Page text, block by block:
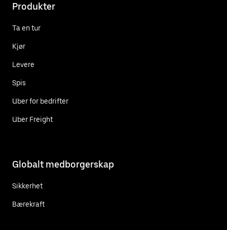
Produkter
Ta en tur
Kjør
Levere
Spis
Uber for bedrifter
Uber Freight
Globalt medborgerskap
Sikkerhet
Bærekraft